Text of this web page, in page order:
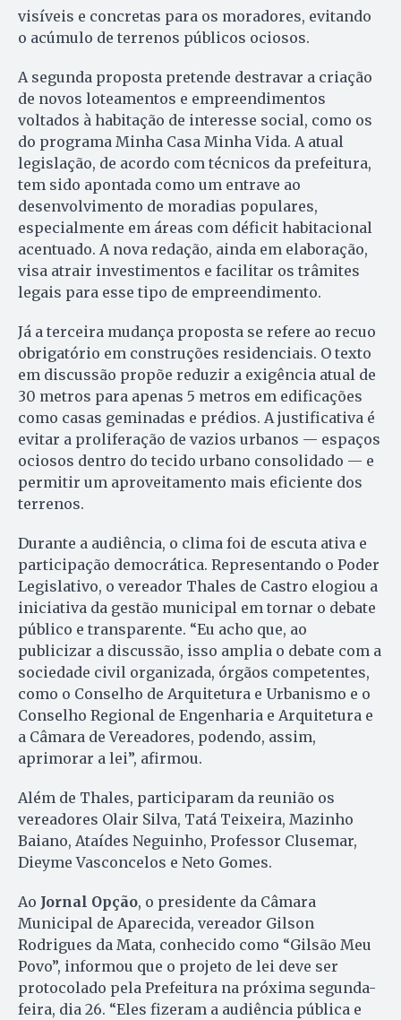
visíveis e concretas para os moradores, evitando
o acúmulo de terrenos públicos ociosos.
A segunda proposta pretende destravar a criação
de novos loteamentos e empreendimentos
voltados à habitação de interesse social, como os
do programa Minha Casa Minha Vida. A atual
legislação, de acordo com técnicos da prefeitura,
tem sido apontada como um entrave ao
desenvolvimento de moradias populares,
especialmente em áreas com déficit habitacional
acentuado. A nova redação, ainda em elaboração,
visa atrair investimentos e facilitar os trâmites
legais para esse tipo de empreendimento.
Já a terceira mudança proposta se refere ao recuo
obrigatório em construções residenciais. O texto
em discussão propõe reduzir a exigência atual de
30 metros para apenas 5 metros em edificações
como casas geminadas e prédios. A justificativa é
evitar a proliferação de vazios urbanos — espaços
ociosos dentro do tecido urbano consolidado — e
permitir um aproveitamento mais eficiente dos
terrenos.
Durante a audiência, o clima foi de escuta ativa e
participação democrática. Representando o Poder
Legislativo, o vereador Thales de Castro elogiou a
iniciativa da gestão municipal em tornar o debate
público e transparente. “Eu acho que, ao
publicizar a discussão, isso amplia o debate com a
sociedade civil organizada, órgãos competentes,
como o Conselho de Arquitetura e Urbanismo e o
Conselho Regional de Engenharia e Arquitetura e
a Câmara de Vereadores, podendo, assim,
aprimorar a lei”, afirmou.
Além de Thales, participaram da reunião os
vereadores Olair Silva, Tatá Teixeira, Mazinho
Baiano, Ataídes Neguinho, Professor Clusemar,
Dieyme Vasconcelos e Neto Gomes.
Ao Jornal Opção, o presidente da Câmara
Municipal de Aparecida, vereador Gilson
Rodrigues da Mata, conhecido como “Gilsão Meu
Povo”, informou que o projeto de lei deve ser
protocolado pela Prefeitura na próxima segunda-
feira, dia 26. “Eles fizeram a audiência pública e